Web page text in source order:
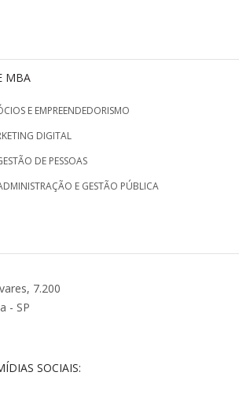
MBA
E EMPREENDEDORISMO
DIGITAL
DE PESSOAS
E GESTÃO PÚBLICA
7.200
- SP
SOCIAIS: